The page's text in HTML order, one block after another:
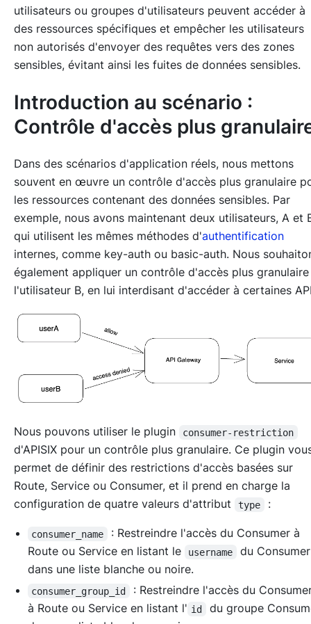
utilisateurs ou groupes d'utilisateurs peuvent accéder à
des ressources spécifiques et empêcher les utilisateurs
non autorisés d'envoyer des requêtes vers des zones
sensibles, évitant ainsi les fuites de données sensibles.
Introduction au scénario :
Contrôle d'accès plus
Dans des scénarios d'application réels, nous mettons
souvent en œuvre un contrôle d'accès plus granulaire
les ressources contenant des données sensibles. Par
exemple, nous avons maintenant deux utilisateurs, A et
qui utilisent les mêmes méthodes d'authentification
internes, comme key-auth ou basic-auth. Nous
également appliquer un contrôle d'accès plus
l'utilisateur B, en lui interdisant d'accéder à certaines
Nous pouvons utiliser le plugin consumer-restriction
d'APISIX pour un contrôle plus granulaire. Ce plugin
permet de définir des restrictions d'accès basées sur
Route, Service ou Consumer, et il prend en charge la
configuration de quatre valeurs d'attribut
type :
consumer_name
: Restreindre l'accès du Consumer à
Route ou Service en listant le
username
du
dans une liste blanche ou noire.
consumer_group_id
: Restreindre l'accès du
à Route ou Service en listant l' id
du groupe